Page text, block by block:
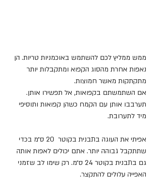
ממש ממליץ לכם להשתמש באוכמניות טריות. הן
נאפות אחרת מהסוג הקפוא ומתקבלות יותר
מתקתקות מאשר חמוצות.
אם השתמשתם בקפואות, אל תפשירו אותן.
תערבבו אותן עם הקמח כשהן קפואות ותוסיפי
מיד לתערובת.
אפיתי את העוגה בתבנית בקוטר  20 ס״מ בכדי
שתתקבל גבוהה יותר. אתם יכולים לאפות אותה
גם בתבנית בקוטר 24 ס״מ. רק שימו לב שזמני
האפייה עלולים להתקצר.